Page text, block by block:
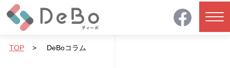
TOP> DeBoコラム